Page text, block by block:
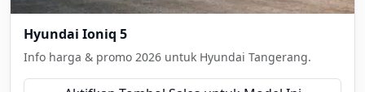
Hyundai Ioniq 5
Info harga & promo 2026 untuk Hyundai Tangerang.